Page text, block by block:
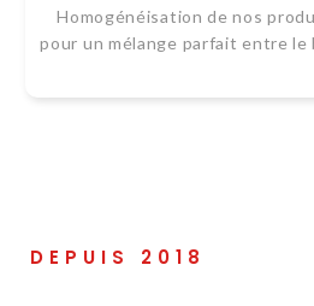
Homogénéisation de nos
pour un mélange parfait entre
DEPUIS 2018